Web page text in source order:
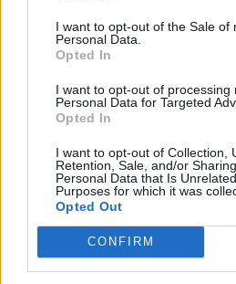
I want to opt-out of the Sale of
Personal Data.
Opted In
I want to opt-out of processing
Personal Data for Targeted
Opted In
I want to opt-out of Collection,
Retention, Sale, and/or
Personal Data that Is
Purposes for which it was
Opted Out
CONFIRM
Zde můžete vyhledat odpověď
Vyberte si svou úroveň:
Slovo Křížek úroveň 334
Slovo Křížek úroveň 335
Slovo Křížek úroveň 336
Slovo Křížek úroveň 337
Slovo Křížek úroveň 338